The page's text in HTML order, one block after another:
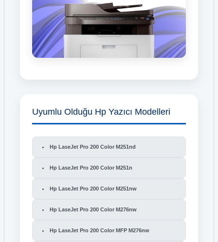
Uyumlu Olduğu Hp Yazıcı Modelleri
Hp LaseJet Pro 200 Color M251nd
Hp LaseJet Pro 200 Color M251n
Hp LaseJet Pro 200 Color M251nw
Hp LaseJet Pro 200 Color M276nw
Hp LaseJet Pro 200 Color MFP M276nw